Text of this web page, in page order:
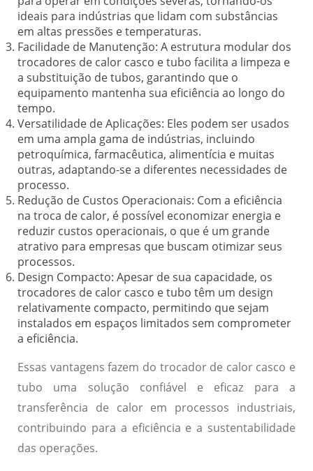
ideais para indústrias que lidam com substâncias
em altas pressões e temperaturas.
Facilidade de Manutenção: A estrutura modular dos
trocadores de calor casco e tubo facilita a limpeza e
a substituição de tubos, garantindo que o
equipamento mantenha sua eficiência ao longo do
tempo.
Versatilidade de Aplicações: Eles podem ser usados
em uma ampla gama de indústrias, incluindo
petroquímica, farmacêutica, alimentícia e muitas
outras, adaptando-se a diferentes necessidades de
processo.
Redução de Custos Operacionais: Com a eficiência
na troca de calor, é possível economizar energia e
reduzir custos operacionais, o que é um grande
atrativo para empresas que buscam otimizar seus
processos.
Design Compacto: Apesar de sua capacidade, os
trocadores de calor casco e tubo têm um design
relativamente compacto, permitindo que sejam
instalados em espaços limitados sem comprometer
a eficiência.
Essas vantagens fazem do trocador de calor casco e
tubo uma solução confiável e eficaz para a
transferência de calor em processos industriais,
contribuindo para a eficiência e a sustentabilidade
das operações.